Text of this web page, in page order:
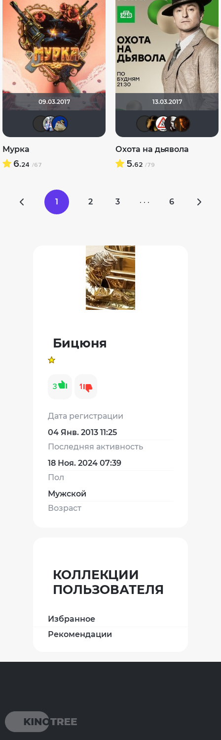
09.03.2017
didak2002
Мурка
6.24 /67
13.03.2017
Ksena SU
Охота на дьявола
5.62 /79
1 2 3 · · · 6
Бицюня
3 1
Дата регистрации
04 Янв. 2013 11:25
Последняя активность
18 Ноя. 2024 07:39
Пол
Мужской
Возраст
КОЛЛЕКЦИИ
ПОЛЬЗОВАТЕЛЯ
Избранное
Рекомендации